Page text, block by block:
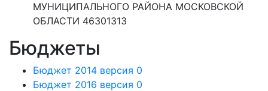
МУНИЦИПАЛЬНОГО РАЙОНА МОСКОВСКОЙ
ОБЛАСТИ 46301313
Бюджеты
Бюджет 2014 версия 0
Бюджет 2016 версия 0